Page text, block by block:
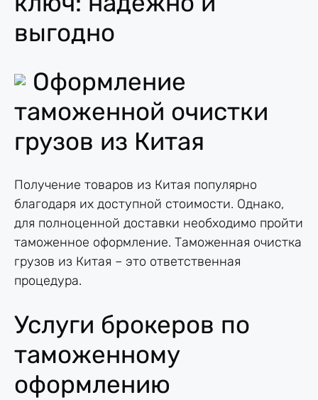
выгодно
Оформление
таможенной очистки
грузов из Китая
Получение товаров из Китая популярно
благодаря их доступной стоимости. Однако,
для полноценной доставки необходимо пройти
таможенное оформление. Таможенная очистка
грузов из Китая – это ответственная
процедура.
Услуги брокеров по
таможенному
оформлению